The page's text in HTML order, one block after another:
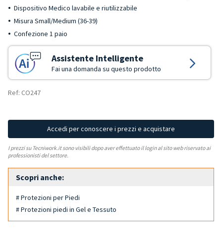
Dispositivo Medico lavabile e riutilizzabile
Misura Small/Medium (36-39)
Confezione 1 paio
Assistente Intelligente
Fai una domanda su questo prodotto
Ref: CO247
Accedi per conoscere i prezzi e acquistare
I prezzi su Tecniwork.it sono visibili dopo aver effettuato il login al sito web riservato ai
professionisti del settore.
Scopri anche:
# Protezioni per Piedi
# Protezioni piedi in Gel e Tessuto